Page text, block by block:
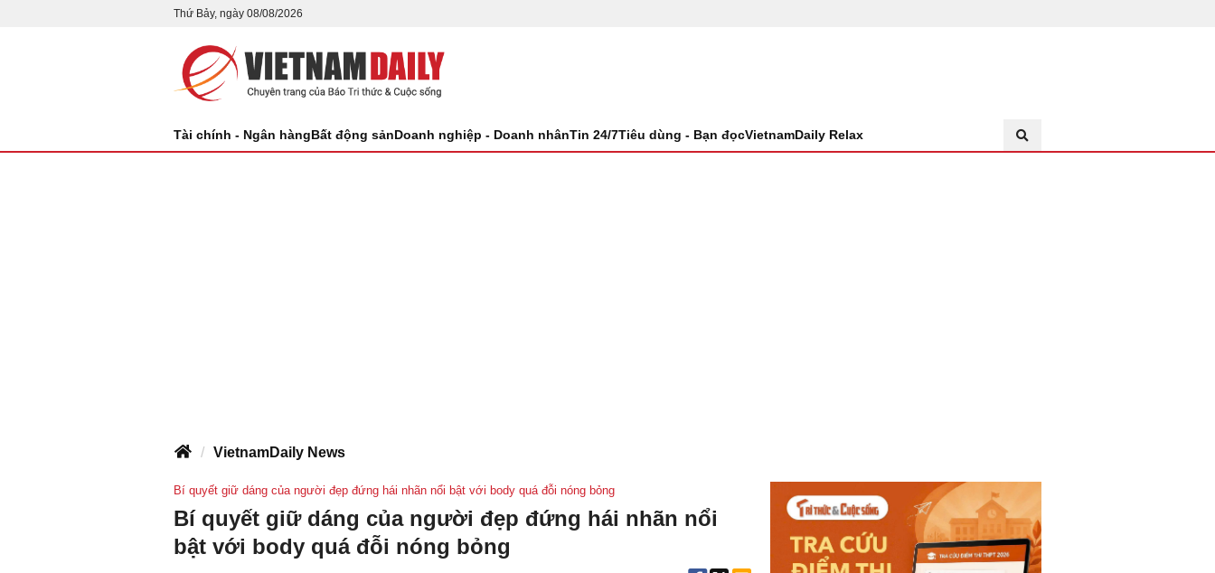
Thứ Bảy, ngày 08/08/2026
Tài chính - Ngân hàngBất động sảnDoanh nghiệp - Doanh nhânTin 24/7Tiêu dùng - Bạn đọcVietnamDaily Relax
VietnamDaily News
Bí quyết giữ dáng của người đẹp đứng hái nhãn nổi bật với body quá đỗi nóng bỏng
Bí quyết giữ dáng của người đẹp đứng hái nhãn nổi
bật với body quá đỗi nóng bỏng